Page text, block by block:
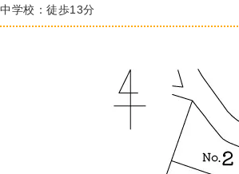
学校：徒歩13分